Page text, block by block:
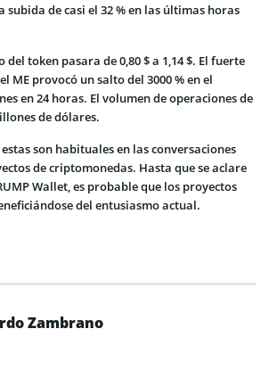
subida de casi el 32 % en las últimas horas
del token pasara de 0,80 $ a 1,14 $. El fuerte
ME provocó un salto del 3000 % en el
en 24 horas. El volumen de operaciones de
de dólares.
son habituales en las conversaciones
de criptomonedas. Hasta que se aclare
Wallet, es probable que los proyectos
del entusiasmo actual.
Zambrano